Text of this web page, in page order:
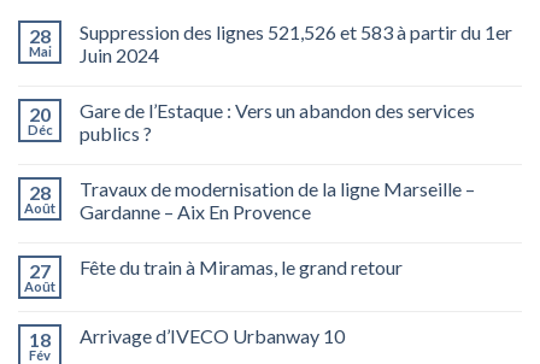
28
Mai
Suppression des lignes 521,526 et 583 à partir du 1er
Juin 2024
20
Déc
Gare de l’Estaque : Vers un abandon des services
publics ?
28
Août
Travaux de modernisation de la ligne Marseille –
Gardanne – Aix En Provence
27
Août
Fête du train à Miramas, le grand retour
18
Fév
Arrivage d’IVECO Urbanway 10